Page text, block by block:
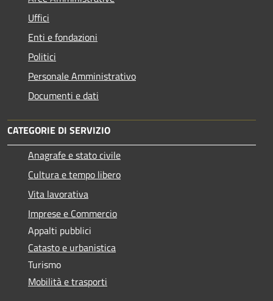
Uffici
Enti e fondazioni
Politici
Personale Amministrativo
Documenti e dati
CATEGORIE DI SERVIZIO
Anagrafe e stato civile
Cultura e tempo libero
Vita lavorativa
Imprese e Commercio
Appalti pubblici
Catasto e urbanistica
Turismo
Mobilità e trasporti